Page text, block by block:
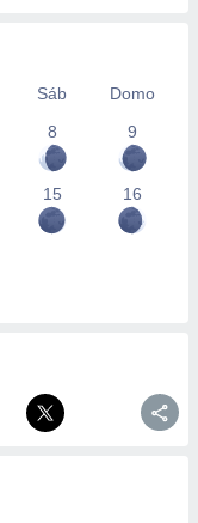
Sáb
Domo
8 9
15 16